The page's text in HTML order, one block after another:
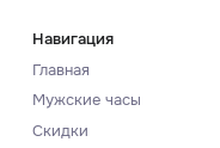
Навигация
Главная
Мужские часы
Скидки